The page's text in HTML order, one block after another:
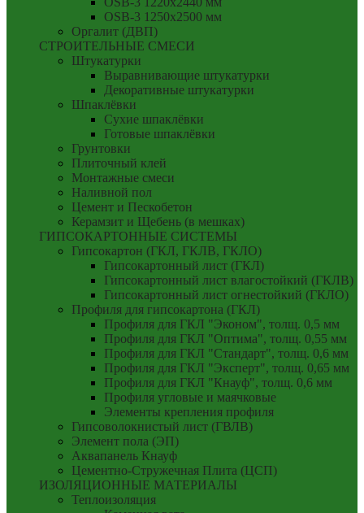
OSB-3 1250x2500 мм
Оргалит (ДВП)
СТРОИТЕЛЬНЫЕ СМЕСИ
Штукатурки
Выравнивающие штукатурки
Декоративные штукатурки
Шпаклёвки
Сухие шпаклёвки
Готовые шпаклёвки
Грунтовки
Плиточный клей
Монтажные смеси
Наливной пол
Цемент и Пескобетон
Керамзит и Щебень (в мешках)
ГИПСОКАРТОННЫЕ СИСТЕМЫ
Гипсокартон (ГКЛ, ГКЛВ, ГКЛО)
Гипсокартонный лист (ГКЛ)
Гипсокартонный лист влагостойкий (ГКЛВ)
Гипсокартонный лист огнестойкий (ГКЛО)
Профиля для гипсокартона (ГКЛ)
Профиля для ГКЛ "Эконом", толщ. 0,5 мм
Профиля для ГКЛ "Оптима", толщ. 0,55 мм
Профиля для ГКЛ "Стандарт", толщ. 0,6 мм
Профиля для ГКЛ "Эксперт", толщ. 0,65 мм
Профиля для ГКЛ "Кнауф", толщ. 0,6 мм
Профиля угловые и маячковые
Элементы крепления профиля
Гипсоволокнистый лист (ГВЛВ)
Элемент пола (ЭП)
Аквапанель Кнауф
Цементно-Стружечная Плита (ЦСП)
ИЗОЛЯЦИОННЫЕ МАТЕРИАЛЫ
Теплоизоляция